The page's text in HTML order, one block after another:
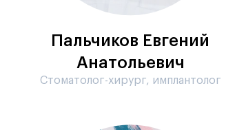
Пальчиков Евгений
Анатольевич
Стоматолог-хирург, имплантолог